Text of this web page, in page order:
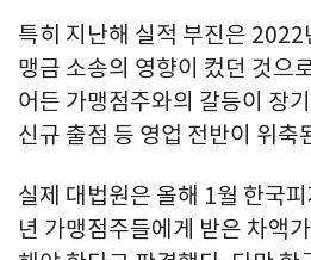
특히 지난해 실적 부진은
맹금 소송의 영향이 컸던 것으
어든 가맹점주와의 갈등이 장
신규 출점 등 영업 전반이 위축
실제 대법원은 올해 1월 한국
년 가맹점주들에게 받은 차액